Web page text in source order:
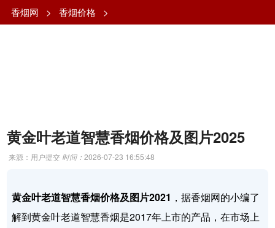
香烟网 > 香烟价格 >
黄金叶老道智慧香烟价格及图片2025
来源：用户提交 时间：2026-07-23 16:55:48
黄金叶老道智慧香烟价格及图片2021 ，据香烟网的小编了
解到黄金叶老道智慧香烟是2017年上市的产品，在市场上